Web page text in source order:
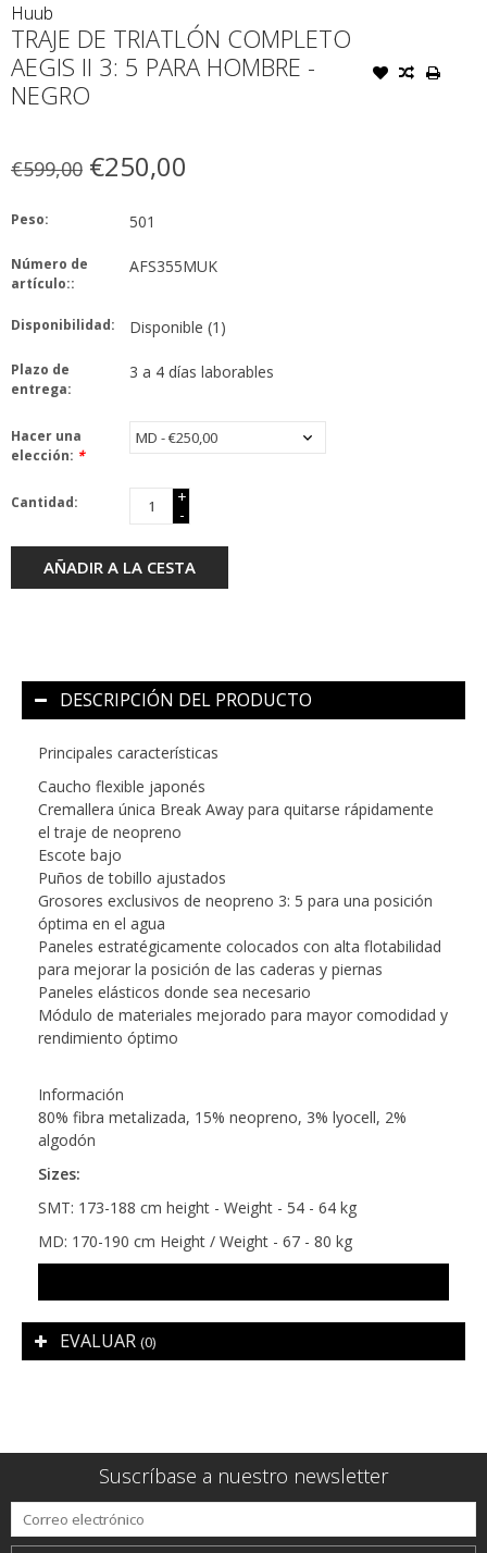
Huub
TRAJE DE TRIATLÓN COMPLETO
AEGIS II 3: 5 PARA HOMBRE -
NEGRO
€599,00 €250,00
Peso: 501
Número de
artículo::
AFS355MUK
Disponibilidad: Disponible (1)
Plazo de
entrega:
3 a 4 días laborables
Hacer una
elección: *
Cantidad:
+
-
AÑADIR A LA CESTA
DESCRIPCIÓN DEL PRODUCTO
Principales características
Caucho flexible japonés
Cremallera única Break Away para quitarse rápidamente
el traje de neopreno
Escote bajo
Puños de tobillo ajustados
Grosores exclusivos de neopreno 3: 5 para una posición
óptima en el agua
Paneles estratégicamente colocados con alta flotabilidad
para mejorar la posición de las caderas y piernas
Paneles elásticos donde sea necesario
Módulo de materiales mejorado para mayor comodidad y
rendimiento óptimo
Información
80% fibra metalizada, 15% neopreno, 3% lyocell, 2%
algodón
Sizes:
SMT: 173-188 cm height - Weight - 54 - 64 kg
MD: 170-190 cm Height / Weight - 67 - 80 kg
EVALUAR (0)
Suscríbase a nuestro newsletter